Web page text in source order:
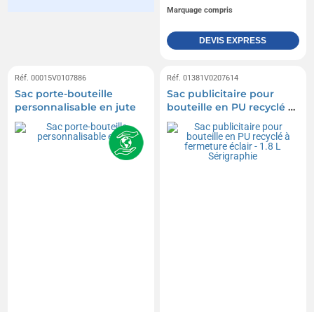
Marquage compris
DEVIS EXPRESS
Réf. 00015V0107886
Sac porte-bouteille
personnalisable en jute
Réf. 01381V0207614
Sac publicitaire pour
bouteille en PU recyclé à
fermeture éclair - 1.8 L
Sérigraphie